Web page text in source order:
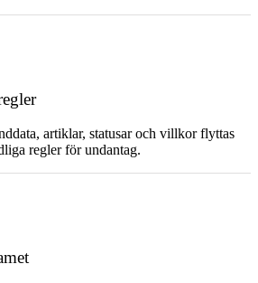
artiklar, statusar och villkor flyttas
regler för undantag.